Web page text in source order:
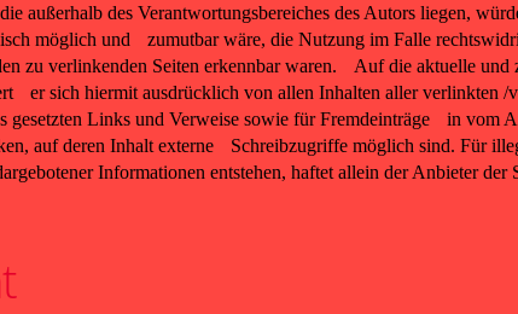
außerhalb des Verantwortungsbereiches des Autors liegen,
möglich und zumutbar wäre, die Nutzung im Falle
zu verlinkenden Seiten erkennbar waren. Auf die aktuelle
er sich hiermit ausdrücklich von allen Inhalten aller verlinkten
Links und Verweise sowie für Fremdeinträge in vom
auf deren Inhalt externe Schreibzugriffe möglich sind. Für
Informationen entstehen, haftet allein der Anbieter